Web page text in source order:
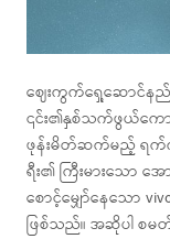
ဈေးကွက်ရှေ့ဆောင်န
၎င်း၏နှစ်သက်ဖွယ်ကေ
ဖုန်းမိတ်ဆက်မည့် ရက်ကို
ရီး၏ ကြီးမားသော
စောင့်မျှော်နေသော
ဖြစ်သည်။ အဆိုပါ စ